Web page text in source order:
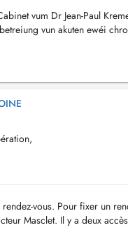
vum Dr Jean-Paul
vun akuten ewéi
vous. Pour fixer un
Masclet. Il y a deux